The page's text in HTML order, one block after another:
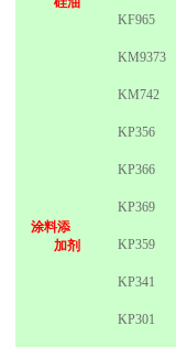
KF965
KM9373
KM742
涂料添
加剂
KP356
KP366
KP369
KP359
KP341
KP301